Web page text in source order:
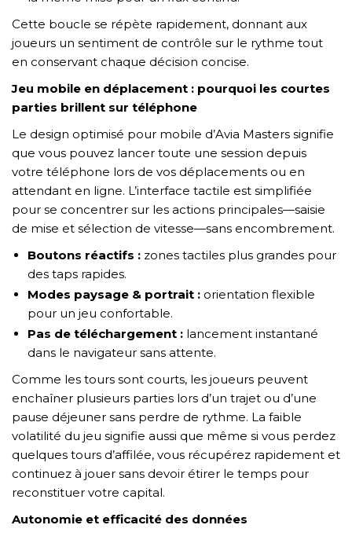
Cette boucle se répète rapidement, donnant aux
joueurs un sentiment de contrôle sur le rythme tout
en conservant chaque décision concise.
Jeu mobile en déplacement : pourquoi les courtes
parties brillent sur téléphone
Le design optimisé pour mobile d’Avia Masters signifie
que vous pouvez lancer toute une session depuis
votre téléphone lors de vos déplacements ou en
attendant en ligne. L’interface tactile est simplifiée
pour se concentrer sur les actions principales—saisie
de mise et sélection de vitesse—sans encombrement.
Boutons réactifs : zones tactiles plus grandes pour
des taps rapides.
Modes paysage & portrait : orientation flexible
pour un jeu confortable.
Pas de téléchargement : lancement instantané
dans le navigateur sans attente.
Comme les tours sont courts, les joueurs peuvent
enchaîner plusieurs parties lors d’un trajet ou d’une
pause déjeuner sans perdre de rythme. La faible
volatilité du jeu signifie aussi que même si vous perdez
quelques tours d’affilée, vous récupérez rapidement et
continuez à jouer sans devoir étirer le temps pour
reconstituer votre capital.
Autonomie et efficacité des données